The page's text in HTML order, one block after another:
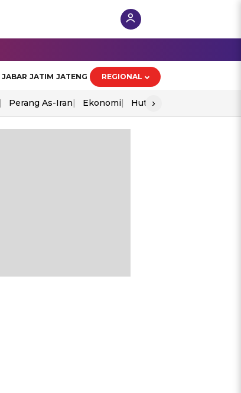
JABAR JATIM JATENG REGIONAL
Perang As-Iran Ekonomi Hut Ri
›